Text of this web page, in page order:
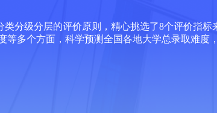
类分级分层的评价原则，精心挑选了8个评价指
等多个方面，科学预测全国各地大学总录取难度